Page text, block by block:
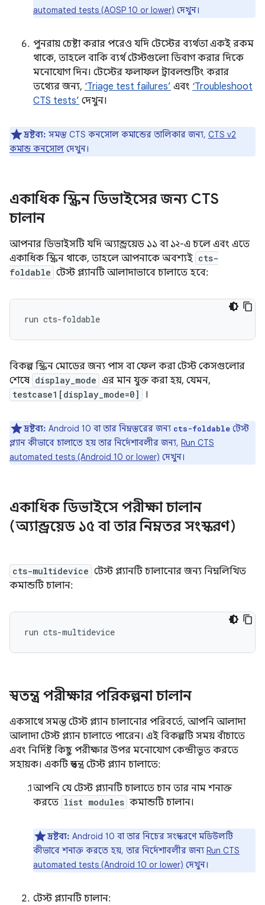
automated tests (AOSP 10 or lower) দেখুন।
পুনরায় চেষ্টা করার পরেও যদি টেস্টের ব্যর্থতা একই রকম
থাকে, তাহলে বাকি ব্যর্থ টেস্টগুলো ডিবাগ করার দিকে
মনোযোগ দিন। টেস্টের ফলাফল ট্রাবলশুটিং করার
তথ্যের জন্য, ‘Triage test failures’ এবং ‘Troubleshoot
CTS tests’ দেখুন।
দ্রষ্টব্য: সমস্ত CTS কনসোল কমান্ডের তালিকার জন্য, CTS v2
কমান্ড কনসোল দেখুন।
একাধিক স্ক্রিন ডিভাইসের জন্য CTS
চালান
আপনার ডিভাইসটি যদি অ্যান্ড্রয়েড ১১ বা ১২-এ চলে এবং এতে
একাধিক স্ক্রিন থাকে, তাহলে আপনাকে অবশ্যই cts-
foldable টেস্ট প্ল্যানটি আলাদাভাবে চালাতে হবে:
বিকল্প স্ক্রিন মোডের জন্য পাস বা ফেল করা টেস্ট কেসগুলোর
শেষে display_mode এর মান যুক্ত করা হয়, যেমন,
testcase1[display_mode=0] ।
দ্রষ্টব্য: Android 10 বা তার নিম্নস্তরের জন্য cts-foldable টেস্ট
প্ল্যান কীভাবে চালাতে হয় তার নির্দেশাবলীর জন্য, Run CTS
automated tests (Android 10 or lower) দেখুন।
একাধিক ডিভাইসে পরীক্ষা চালান
(অ্যান্ড্রয়েড ১৫ বা তার নিম্নতর সংস্করণ)
cts-multidevice টেস্ট প্ল্যানটি চালানোর জন্য নিম্নলিখিত
কমান্ডটি চালান:
স্বতন্ত্র পরীক্ষার পরিকল্পনা চালান
একসাথে সমস্ত টেস্ট প্ল্যান চালানোর পরিবর্তে, আপনি আলাদা
আলাদা টেস্ট প্ল্যান চালাতে পারেন। এই বিকল্পটি সময় বাঁচাতে
এবং নির্দিষ্ট কিছু পরীক্ষার উপর মনোযোগ কেন্দ্রীভূত করতে
সহায়ক। একটি স্বতন্ত্র টেস্ট প্ল্যান চালাতে:
আপনি যে টেস্ট প্ল্যানটি চালাতে চান তার নাম শনাক্ত
করতে list modules কমান্ডটি চালান।
দ্রষ্টব্য: Android 10 বা তার নিচের সংস্করণে মডিউলটি
কীভাবে শনাক্ত করতে হয়, তার নির্দেশাবলীর জন্য Run CTS
automated tests (Android 10 or lower) দেখুন।
টেস্ট প্ল্যানটি চালান: